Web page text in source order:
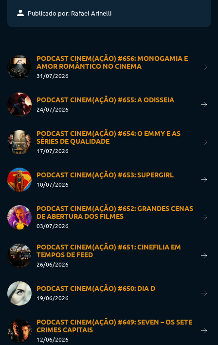
Publicado por: Rafael Arinelli
PODCAST CINEM(AÇÃO) #656: MONOGAMIA E
AMOR ROMÂNTICO NO CINEMA
31/07/2026
PODCAST CINEM(AÇÃO) #655: A ODISSEIA
24/07/2026
PODCAST CINEM(AÇÃO) #654: O EMMY E AS
SÉRIES DE QUALIDADE
17/07/2026
PODCAST CINEM(AÇÃO) #653: SUPERGIRL
10/07/2026
PODCAST CINEM(AÇÃO) #652: GRANDES CENAS
DE ABERTURA DOS FILMES
03/07/2026
PODCAST CINEM(AÇÃO) #651: CINEFILIA EM
TEMPOS DE FEED
26/06/2026
PODCAST CINEM(AÇÃO) #650: DIA D
19/06/2026
PODCAST CINEM(AÇÃO) #649: SEVEN – OS SETE
CRIMES CAPITAIS
12/06/2026